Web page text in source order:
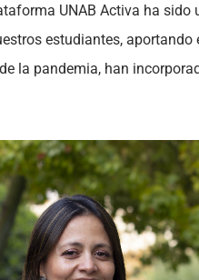
UNAB Activa ha sido
estudiantes,
la pandemia, han